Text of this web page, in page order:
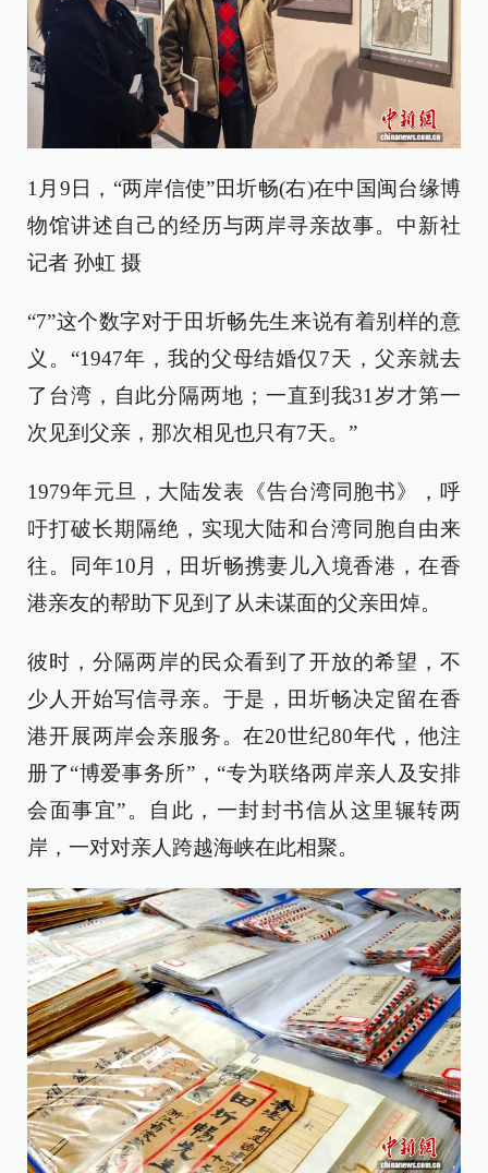
1月9日，“两岸信使”田圻畅(右)在中国闽台缘博
物馆讲述自己的经历与两岸寻亲故事。中新社
记者 孙虹 摄
“7”这个数字对于田圻畅先生来说有着别样的意
义。“1947年，我的父母结婚仅7天，父亲就去
了台湾，自此分隔两地；一直到我31岁才第一
次见到父亲，那次相见也只有7天。”
1979年元旦，大陆发表《告台湾同胞书》，呼
吁打破长期隔绝，实现大陆和台湾同胞自由来
往。同年10月，田圻畅携妻儿入境香港，在香
港亲友的帮助下见到了从未谋面的父亲田焯。
彼时，分隔两岸的民众看到了开放的希望，不
少人开始写信寻亲。于是，田圻畅决定留在香
港开展两岸会亲服务。在20世纪80年代，他注
册了“博爱事务所”，“专为联络两岸亲人及安排
会面事宜”。自此，一封封书信从这里辗转两
岸，一对对亲人跨越海峡在此相聚。